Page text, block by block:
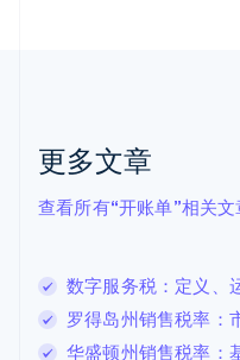
更多文章
查看所有“开账单”相关文
数字服务税：定义、
罗得岛州销售税率：
华盛顿州销售税率：
克罗地亚
EnglishItaliano
拉脱维亚
English
列支敦士登
DeutschEnglish
卢森堡